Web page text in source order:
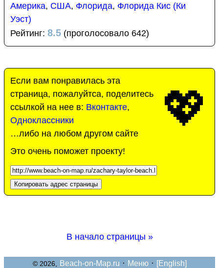
Америка, США, Флорида, Флорида Кис (Ки
Уэст)
Рейтинг: 8.5 (проголосовало 642)
💖
Если вам понравилась эта
страница, пожалуйтса, поделитесь
ссылкой на нее в: Вконтакте,
Одноклассники
…либо на любом другом сайте
Это очень поможет проекту!
Копировать адрес страницы
В начало страницы »
© 2026, Beach-on-Map.ru · Меню· [English]